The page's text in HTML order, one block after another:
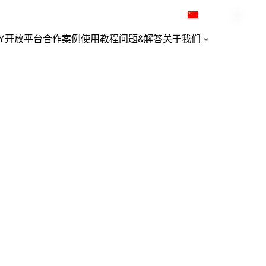
开放平台合作案例使用教程问题&解答关于我们